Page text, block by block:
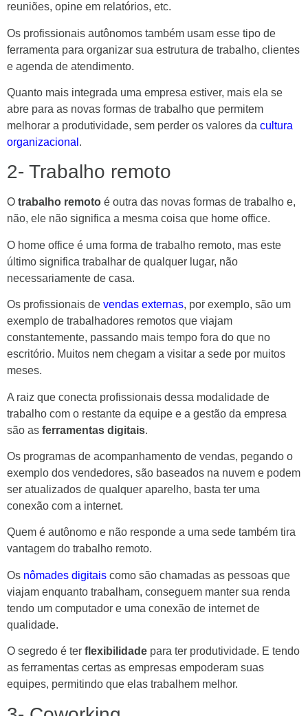
reuniões, opine em relatórios, etc.
Os profissionais autônomos também usam esse tipo de
ferramenta para organizar sua estrutura de trabalho, clientes
e agenda de atendimento.
Quanto mais integrada uma empresa estiver, mais ela se
abre para as novas formas de trabalho que permitem
melhorar a produtividade, sem perder os valores da cultura
organizacional .
2- Trabalho remoto
O trabalho remoto é outra das novas formas de trabalho e,
não, ele não significa a mesma coisa que home office.
O home office é uma forma de trabalho remoto, mas este
último significa trabalhar de qualquer lugar, não
necessariamente de casa.
Os profissionais de vendas externas, por exemplo, são um
exemplo de trabalhadores remotos que viajam
constantemente, passando mais tempo fora do que no
escritório. Muitos nem chegam a visitar a sede por muitos
meses.
A raiz que conecta profissionais dessa modalidade de
trabalho com o restante da equipe e a gestão da empresa
são as ferramentas digitais.
Os programas de acompanhamento de vendas, pegando o
exemplo dos vendedores, são baseados na nuvem e podem
ser atualizados de qualquer aparelho, basta ter uma
conexão com a internet.
Quem é autônomo e não responde a uma sede também tira
vantagem do trabalho remoto.
Os nômades digitais como são chamadas as pessoas que
viajam enquanto trabalham, conseguem manter sua renda
tendo um computador e uma conexão de internet de
qualidade.
O segredo é ter flexibilidade para ter produtividade. E tendo
as ferramentas certas as empresas empoderam suas
equipes, permitindo que elas trabalhem melhor.